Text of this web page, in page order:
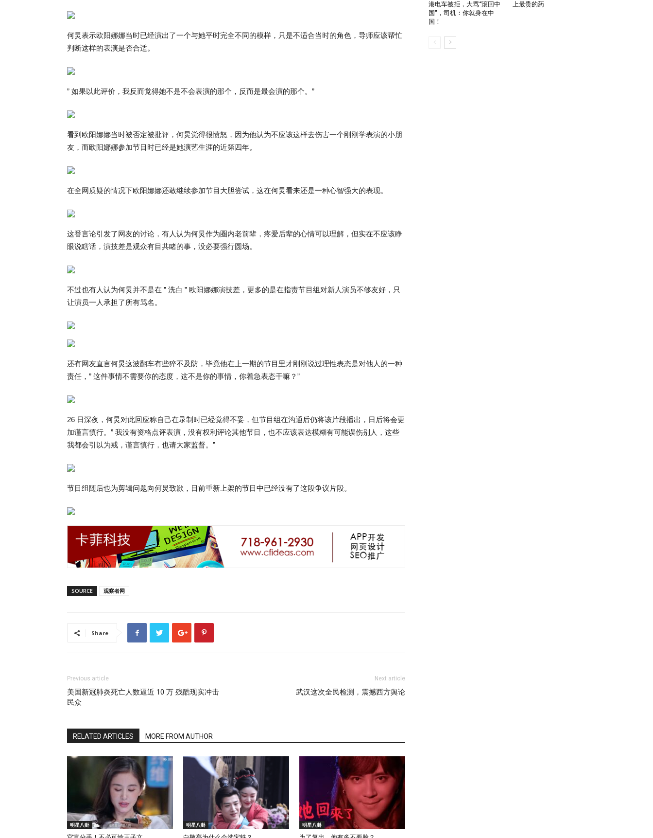
何炅表示欧阳娜娜当时已经演出了一个与她平时完全不同的模样，只是不适合当时的角色，导师应该帮忙
判断这样的表演是否合适。
” 如果以此评价，我反而觉得她不是不会表演的那个，反而是最会演的那个。”
看到欧阳娜娜当时被否定被批评，何炅觉得很愤怒，因为他认为不应该这样去伤害一个刚刚学表演的小朋
友，而欧阳娜娜参加节目时已经是她演艺生涯的近第四年。
在全网质疑的情况下欧阳娜娜还敢继续参加节目大胆尝试，这在何炅看来还是一种心智强大的表现。
这番言论引发了网友的讨论，有人认为何炅作为圈内老前辈，疼爱后辈的心情可以理解，但实在不应该睁
眼说瞎话，演技差是观众有目共睹的事，没必要强行圆场。
不过也有人认为何炅并不是在 ” 洗白 ” 欧阳娜娜演技差，更多的是在指责节目组对新人演员不够友好，只
让演员一人承担了所有骂名。
还有网友直言何炅这波翻车有些猝不及防，毕竟他在上一期的节目里才刚刚说过理性表态是对他人的一种
责任，” 这件事情不需要你的态度，这不是你的事情，你着急表态干嘛？”
26 日深夜，何炅对此回应称自己在录制时已经觉得不妥，但节目组在沟通后仍将该片段播出，日后将会更
加谨言慎行。” 我没有资格点评表演，没有权利评论其他节目，也不应该表达模糊有可能误伤别人，这些
我都会引以为戒，谨言慎行，也请大家监督。”
节目组随后也为剪辑问题向何炅致歉，目前重新上架的节目中已经没有了这段争议片段。
SOURCE 观察者网
Share
Previous article
美国新冠肺炎死亡人数逼近 10 万 残酷现实冲击
民众
Next article
武汉这次全民检测，震撼西方舆论
RELATED ARTICLES MORE FROM AUTHOR
明星八卦 明星八卦 明星八卦
港电车被拒，大骂“滚回中
国”，司机：你就身在中
国！
上最贵的药